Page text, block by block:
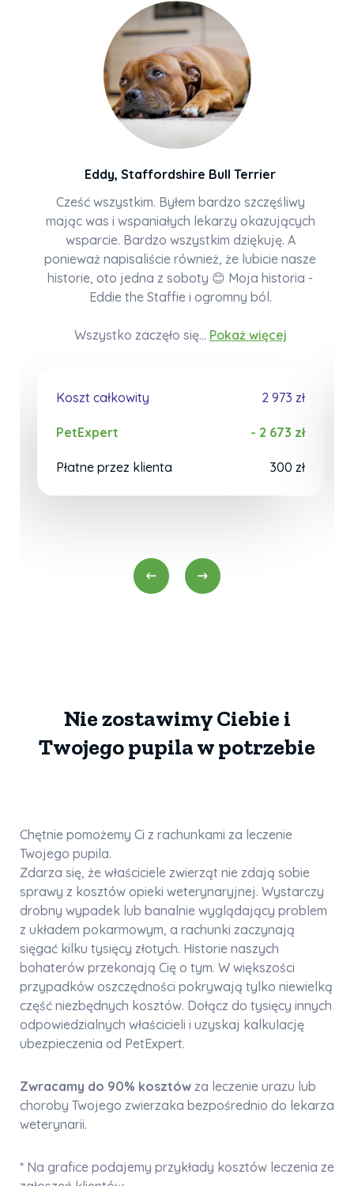
Eddy, Staffordshire Bull Terrier
Cześć wszystkim. Byłem bardzo szczęśliwy
mając was i wspaniałych lekarzy okazujących
wsparcie. Bardzo wszystkim dziękuję. A
ponieważ napisaliście również, że lubicie nasze
historie, oto jedna z soboty 😊 Moja historia -
Eddie the Staffie i ogromny ból.
Wszystko zaczęło się... Pokaż więcej
Koszt całkowity 2 973 zł
PetExpert - 2 673 zł
Płatne przez klienta 300 zł
Nie zostawimy Ciebie i
Twojego pupila w potrzebie
Chętnie pomożemy Ci z rachunkami za leczenie
Twojego pupila.
Zdarza się, że właściciele zwierząt nie zdają sobie
sprawy z kosztów opieki weterynaryjnej. Wystarczy
drobny wypadek lub banalnie wyglądający problem
z układem pokarmowym, a rachunki zaczynają
sięgać kilku tysięcy złotych. Historie naszych
bohaterów przekonają Cię o tym. W większości
przypadków oszczędności pokrywają tylko niewielką
część niezbędnych kosztów. Dołącz do tysięcy innych
odpowiedzialnych właścicieli i uzyskaj kalkulację
ubezpieczenia od PetExpert.
Zwracamy do 90% kosztów za leczenie urazu lub
choroby Twojego zwierzaka bezpośrednio do lekarza
weterynarii.
* Na grafice podajemy przykłady kosztów leczenia ze